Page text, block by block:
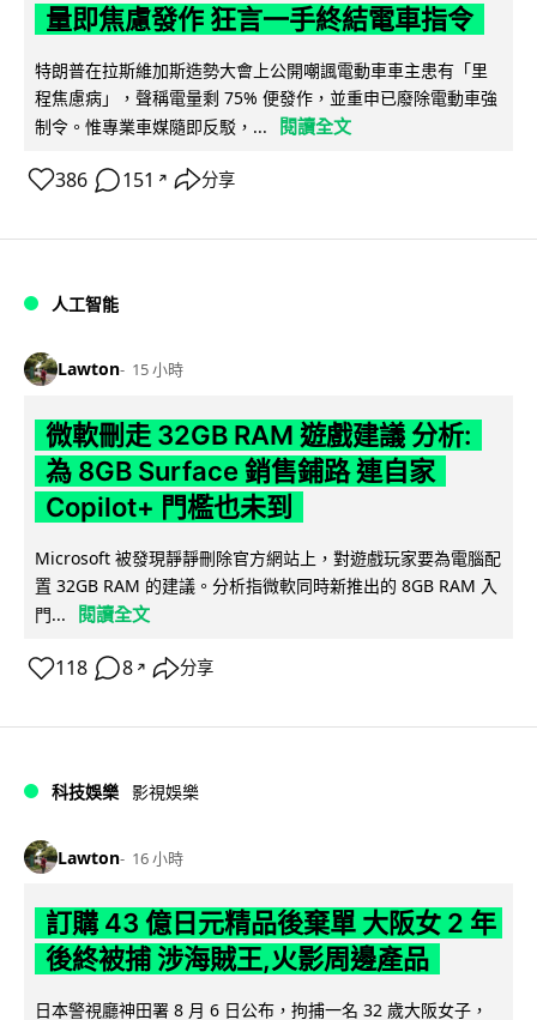
量即焦慮發作 狂言一手終結電車指令
特朗普在拉斯維加斯造勢大會上公開嘲諷電動車車主患有「里
程焦慮病」，聲稱電量剩 75% 便發作，並重申已廢除電動車強
制令。惟專業車媒隨即反駁，...
閱讀全文
386 151 ↗ 分享
人工智能
Lawton 15 小時
微軟刪走 32GB RAM 遊戲建議 分析:
為 8GB Surface 銷售鋪路 連自家
Copilot+ 門檻也未到
Microsoft 被發現靜靜刪除官方網站上，對遊戲玩家要為電腦配
置 32GB RAM 的建議。分析指微軟同時新推出的 8GB RAM 入
門...
閱讀全文
118 8 ↗ 分享
科技娛樂 影視娛樂
Lawton 16 小時
訂購 43 億日元精品後棄單 大阪女 2 年
後終被捕 涉海賊王,火影周邊產品
日本警視廳神田署 8 月 6 日公布，拘捕一名 32 歲大阪女子，